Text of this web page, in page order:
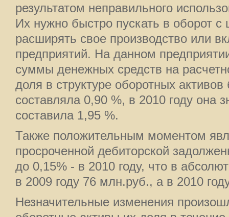
результатом неправильного
Их нужно быстро пускать в оборот
расширять свое производство или
предприятий. На данном
суммы денежных средств на
доля в структуре оборотных
составляла 0,90 %, в 2010 году она
составила 1,95 %.
Также положительным моментом
просроченной дебиторской
до 0,15% - в 2010 году, что в
в 2009 году 76 млн.руб., а в 2010
Незначительные изменения